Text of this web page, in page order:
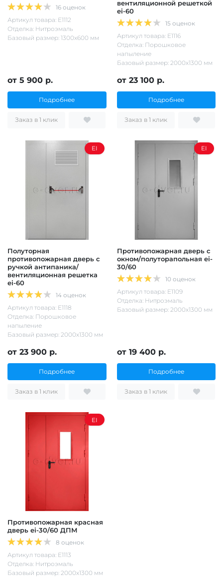
16 оценок
Артикул товара: Е1112
Отделка: Нитроэмаль
Базовый размер: 1300х600 мм
от 5 900 р.
Подробнее
Заказ в 1 клик
вентиляционной решеткой
ei-60
15 оценок
Артикул товара: Е1116
Отделка: Порошковое
напыление
Базовый размер: 2000х1300 мм
от 23 100 р.
Подробнее
Заказ в 1 клик
EI
Полуторная
противопожарная дверь с
ручкой антипаника/
вентиляционная решетка
ei-60
14 оценок
Артикул товара: Е1118
Отделка: Порошковое
напыление
Базовый размер: 2000х1300 мм
от 23 900 р.
Подробнее
Заказ в 1 клик
EI
Противопожарная дверь с
окном/полуторапольная ei-
30/60
10 оценок
Артикул товара: Е1109
Отделка: Нитроэмаль
Базовый размер: 2000х1300 мм
от 19 400 р.
Подробнее
Заказ в 1 клик
EI
Противопожарная красная
дверь ei-30/60 ДПМ
8 оценок
Артикул товара: Е1113
Отделка: Нитроэмаль
Базовый размер: 2000х1300 мм